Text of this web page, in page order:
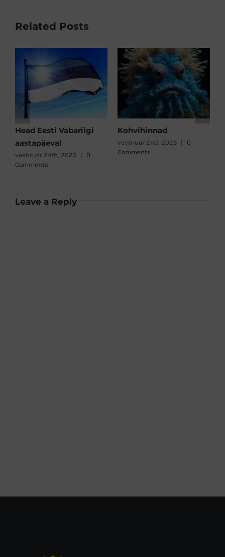
Related Posts
Head Eesti Vabariigi
aastapäeva!
veebruar 24th, 2025 |
0
Comments
Kohvihinnad
veebruar 2nd, 2025 |
0
Comments
Leave a Reply